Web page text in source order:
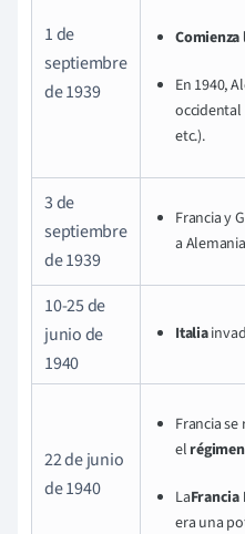
1 de
septiembre
de 1939
En 1940,
occidental
etc.).
3 de
septiembre
de 1939
Francia y
a
10-25 de
junio de
1940
Italia
22 de junio
de 1940
Francia
el
LaFrancia
era una